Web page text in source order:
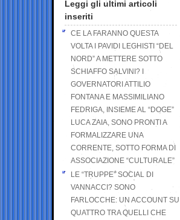
Leggi gli ultimi articoli
inseriti
CE LA FARANNO QUESTA
VOLTA I PAVIDI LEGHISTI “DEL
NORD” A METTERE SOTTO
SCHIAFFO SALVINI? I
GOVERNATORI ATTILIO
FONTANA E MASSIMILIANO
FEDRIGA, INSIEME AL “DOGE”
LUCA ZAIA, SONO PRONTI A
FORMALIZZARE UNA
CORRENTE, SOTTO FORMA DI
ASSOCIAZIONE “CULTURALE”
LE “TRUPPE” SOCIAL DI
VANNACCI? SONO
FARLOCCHE: UN ACCOUNT SU
QUATTRO TRA QUELLI CHE